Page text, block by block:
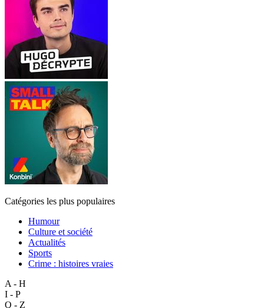
Catégories les plus populaires
Humour
Culture et société
Actualités
Sports
Crime : histoires vraies
A - H
I - P
Q - Z